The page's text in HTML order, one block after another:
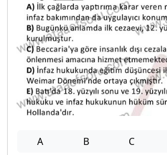
A B C